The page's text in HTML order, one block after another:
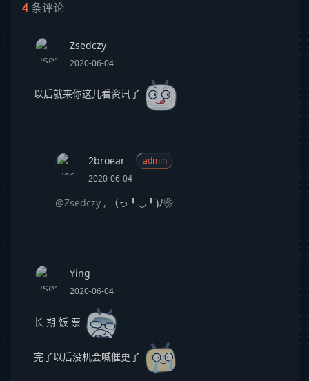
4条评论
Zsedczy
2020-06-04
以后就来你这儿看资讯了
2broear
admin
2020-06-04
@Zsedczy , （っ╹◡╹)ﾉ❀
Ying
2020-06-04
长 期 饭 票
完了以后没机会喊催更了